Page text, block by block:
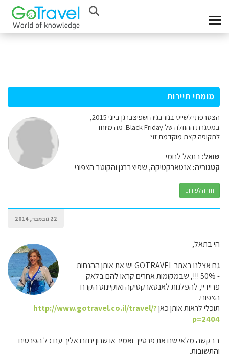
מומחי תיירות
הצטרפתי לשייט בנורבגיה ושפיצברגן ביוני 2015,
במסגרת ההוזלה של Black Friday. מה מיוחד
לתקופה קצת מוקדמת זו?
שואל:בתאל לחמי
קטגוריה:אנטארקטיקה, שפיצברגן והקוטב הצפוני
חזרה לפורום
22 נובמבר, 2014
הי בתאל,
גם אצלנו באתר GOTRAVEL יש את אותן ההנחות
- 50% !!!, שבמקומות אחרים קראו להם בלאק
פריידיי, להפלגות לאנטארקטיקה ואוקיינוס הקרח
הצפוני.
תוכלי לראות אותן כאןhttp://www.gotravel.co.il/travel/?
p=2404
בבקשה מלאי שם את פרטייך ואמיר או שרון יחזרו אליך עם כל הפרטים
והתשובות.